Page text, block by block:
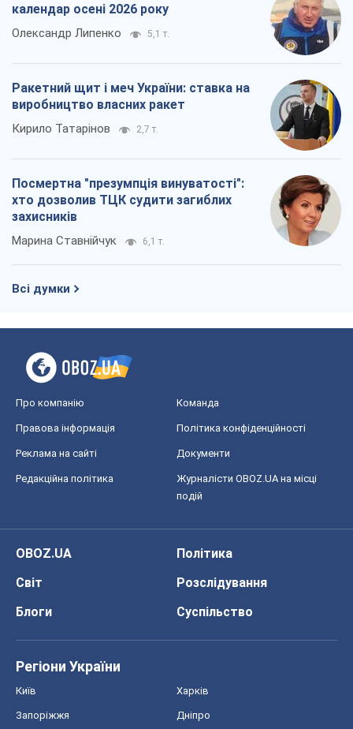
календар осені 2026 року
Олександр Липенко 5,1 т.
Ракетний щит і меч України: ставка на
виробництво власних ракет
Кирило Татарінов 2,7 т.
Посмертна "презумпція винуватості":
хто дозволив ТЦК судити загиблих
захисників
Марина Ставнійчук 6,1 т.
Всі думки
Про компанію Команда
Правова інформація Політика конфіденційності
Реклама на сайті Документи
Редакційна політика
Журналісти OBOZ.UA на місці
подій
OBOZ.UA
Політика
Світ
Розслідування
Блоги
Суспільство
Регіони України
Київ Харків
Запоріжжя Дніпро